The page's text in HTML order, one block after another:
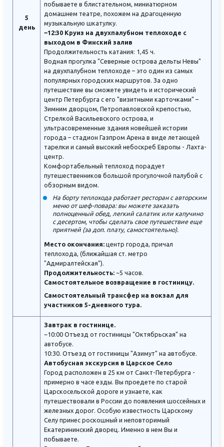
5
день
побываете в блистательном, миниатюрном
домашнем театре, похожем на драгоценную
музыкальную шкатулку.
~12:30 Круиз на двухпалубном теплоходе с
выходом в Финский залив
Продолжительность катания: 1,45 ч.
Водная прогулка "Северные острова дельты Невы"
на двухпалубном теплоходе – это один из самых
популярных городских маршрутов. За одно
путешествие вы сможете увидеть и исторический
центр Петербурга с его "визитными карточками" –
Зимним дворцом, Петропавловской крепостью,
Стрелкой Васильевского острова, и
ультрасовременные здания новейшей истории
города – стадион Газпром Арена в виде летающей
тарелки и самый высокий небоскреб Европы - Лахта-
центр.
Комфортабельный теплоход порадует
путешественников большой прогулочной палубой с
обзорным видом.
На борту теплохода работает ресторан с авторским
меню от шеф-повара: вы можете заказать
полноценный обед, легкий салатик или капучино
с десертом, чтобы сделать свое путешествие еще
приятней (за доп. плату, самостоятельно).
Место окончания: центр города, причал
теплохода, (ближайшая ст. метро
"Адмиралтейская").
Продолжительность: ~5 часов.
Самостоятельное возвращение в гостиницу.
Самостоятельный трансфер на вокзал для
участников 5-дневного тура.
Завтрак в гостинице.
~10:00 Отъезд от гостиницы "Октябрьская" на
автобусе.
10:30. Отъезд от гостиницы "Азимут" на автобусе.
Автобусная экскурсия в Царское Село
Город расположен в 25 км от Санкт-Петербурга -
примерно в часе езды. Вы проедете по старой
Царскосельской дороге и узнаете, как
путешествовали в России до появления шоссейных и
железных дорог. Особую известность Царскому
Селу принес роскошный и неповторимый
Екатерининский дворец. Именно в нем Вы и
побываете.